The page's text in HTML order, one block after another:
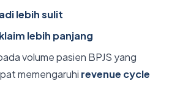
lebih sulit
lebih panjang
volume pasien BPJS yang
memengaruhi revenue cycle